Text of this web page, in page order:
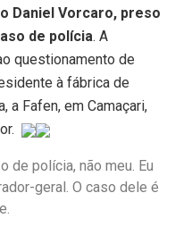
Daniel Vorcaro, preso
de polícia. A
questionamento de
à fábrica de
a Fafen, em Camaçari,
de polícia, não meu. Eu
geral. O caso dele é